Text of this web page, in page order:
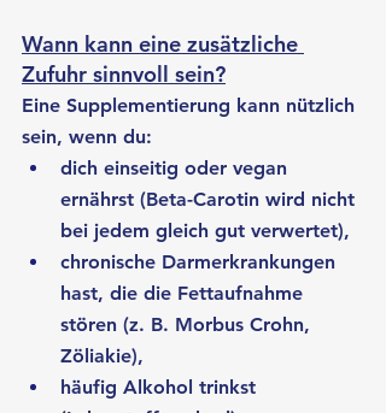
Wann kann eine zusätzliche
Zufuhr sinnvoll sein?
Eine Supplementierung kann nützlich
sein, wenn du:
dich einseitig oder vegan
ernährst (Beta-Carotin wird nicht
bei jedem gleich gut verwertet),
chronische Darmerkrankungen
hast, die die Fettaufnahme
stören (z. B. Morbus Crohn,
Zöliakie),
häufig Alkohol trinkst